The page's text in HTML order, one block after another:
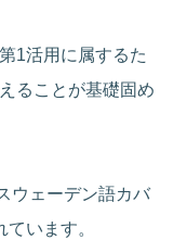
1活用に属するた
ることが基礎固め
ウェーデン語カバ
います。